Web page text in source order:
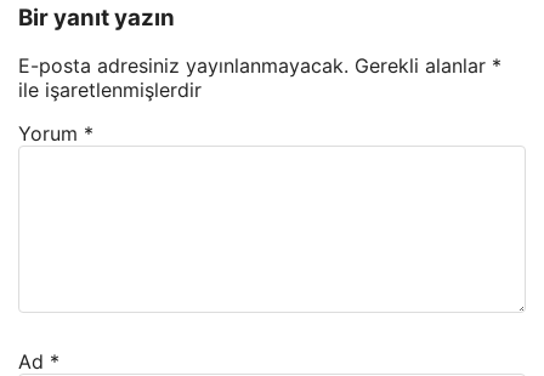
Bir yanıt yazın
E-posta adresiniz yayınlanmayacak. Gerekli alanlar *
ile işaretlenmişlerdir
Yorum *
Ad *